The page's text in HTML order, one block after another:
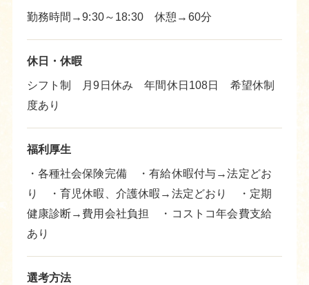
勤務時間→9:30～18:30 休憩→60分
休日・休暇
シフト制 月9日休み 年間休日108日 希望休制
度あり
福利厚生
・各種社会保険完備 ・有給休暇付与→法定どお
り ・育児休暇、介護休暇→法定どおり ・定期
健康診断→費用会社負担 ・コストコ年会費支給
あり
選考方法